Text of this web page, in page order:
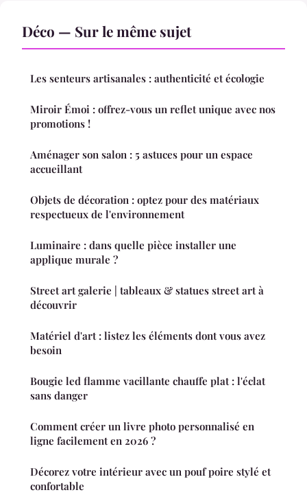
Déco — Sur le même sujet
Les senteurs artisanales : authenticité et écologie
Miroir Émoi : offrez-vous un reflet unique avec nos
promotions !
Aménager son salon : 5 astuces pour un espace
accueillant
Objets de décoration : optez pour des matériaux
respectueux de l'environnement
Luminaire : dans quelle pièce installer une
applique murale ?
Street art galerie | tableaux & statues street art à
découvrir
Matériel d'art : listez les éléments dont vous avez
besoin
Bougie led flamme vacillante chauffe plat : l'éclat
sans danger
Comment créer un livre photo personnalisé en
ligne facilement en 2026 ?
Décorez votre intérieur avec un pouf poire stylé et
confortable